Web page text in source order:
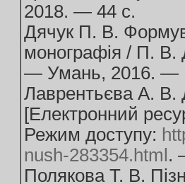
2018. — 44 с.
Дячук П. В.
монографія / П. В.
— Умань, 2016. —
Лаврентьєва А. В.
[Електронний
Режим доступу:
nush-283354.html .
Полякова Т. В.